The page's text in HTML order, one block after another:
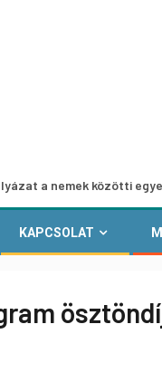
közötti egyenlőség
KAPCSOLAT